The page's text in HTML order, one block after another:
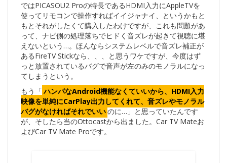
ではPICASOU2 Proの特長であるHDMI入力にAppleTVを
使ってリモコンで操作すればイイジャナイ、というかもと
もとそれがしたくて購入したわけですが、これも問題があ
って、ナビ側の処理落ちでヒドく音ズレが起きて視聴に堪
えないという…。ほんならシステムレベルで音ズレ補正が
あるFireTV Stickなら、、、と思うワケですが、今度はず
っと放置されているバグで音声が左のみのモノラルになっ
てしまうという。
もう「ハンパなAndroid機能なくていいから、HDMI入力
映像を単純にCarPlay出力してくれて、音ズレやモノラル
バグがなければそれでいいのに…」と思っていたんです
が、そしたら当のOttocastから出ました。Car TV Mateお
よびCar TV Mate Proです。